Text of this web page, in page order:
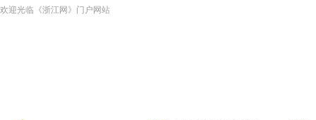
欢迎光临《浙江网》门户网站